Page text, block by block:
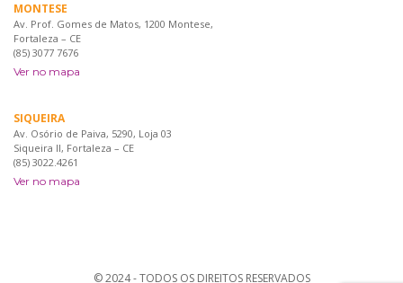
MONTESE
Av. Prof. Gomes de Matos, 1200 Montese,
Fortaleza – CE
(85) 3077 7676
Ver no mapa
SIQUEIRA
Av. Osório de Paiva, 5290, Loja 03
Siqueira II, Fortaleza – CE
(85) 3022.4261
Ver no mapa
© 2024 - TODOS OS DIREITOS RESERVADOS